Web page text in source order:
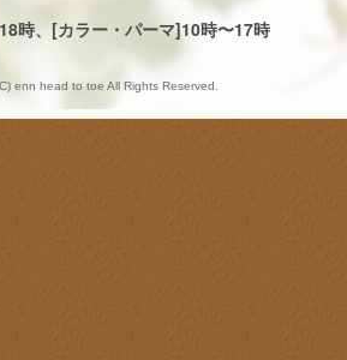
時、[カラー・パーマ]10時〜17時
enn head to toe All Rights Reserved.